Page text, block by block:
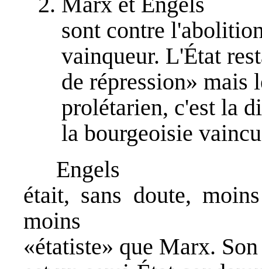
sont contre
vainqueur. L'État
de répression» mais
prolétarien, c'est la
la bourgeoisie
Engels
était, sans doute,
moins
«étatiste» que Marx.